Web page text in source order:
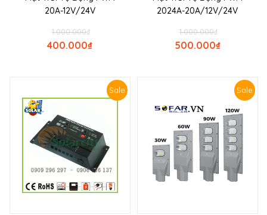
20A-12V/24V
₫
1.000.000
₫
400.000
2024A-20A/12V/24V
₫
1.000.000
₫
500.000
Sale Sale